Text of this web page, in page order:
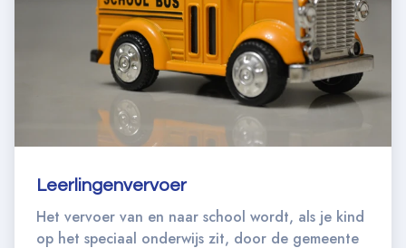
Leerlingenvervoer
Het vervoer van en naar school wordt, als je kind
op het speciaal onderwijs zit, door de gemeente